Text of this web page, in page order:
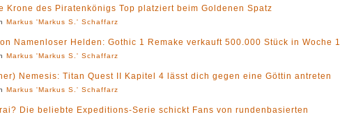
Krone des Piratenkönigs Top platziert beim Goldenen Spatz
Markus 'Markus S.' Schaffarz
Namenloser Helden: Gothic 1 Remake verkauft 500.000 Stück in Woche 1
Markus 'Markus S.' Schaffarz
Nemesis: Titan Quest II Kapitel 4 lässt dich gegen eine Göttin antreten
Markus 'Markus S.' Schaffarz
Die beliebte Expeditions-Serie schickt Fans von rundenbasierten